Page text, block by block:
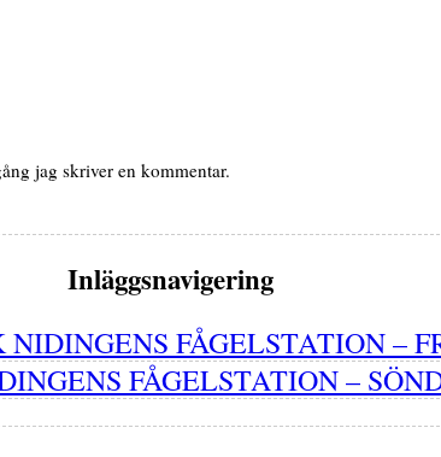
jag skriver en kommentar.
Inläggsnavigering
NIDINGENS FÅGELSTATION –
FÅGELSTATION –